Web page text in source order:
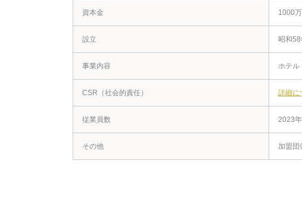
資本金 1000
設立 昭和58
事業内容 ホテル
CSR （社会的責任） 詳細に
従業員数 2023
その他 加盟